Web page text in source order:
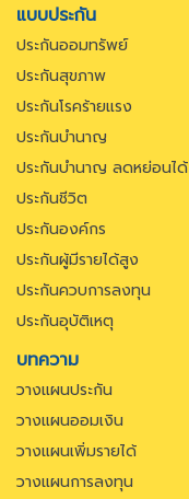
แบบประกัน
ประกันออมทรัพย์
ประกันสุขภาพ
ประกันโรคร้ายแรง
ประกันบำนาญ
ประกันบำนาญ ลดหย่อนได้
ประกันชีวิต
ประกันองค์กร
ประกันผู้มีรายได้สูง
ประกันควบการลงทุน
ประกันอุบัติเหตุ
บทความ
วางแผนประกัน
วางแผนออมเงิน
วางแผนเพิ่มรายได้
วางแผนการลงทุน